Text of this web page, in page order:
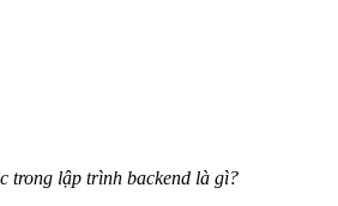
trong lập trình backend là gì?